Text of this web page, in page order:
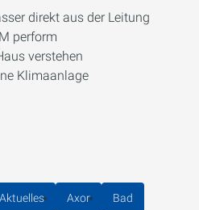
direkt aus der Leitung
perform
verstehen
Klimaanlage
Aktuelles Axor Bad